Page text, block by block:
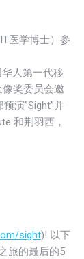
医学博士）参
华人第一代移
奖委员会邀
演”Sight”并
和荆羽西，
sight)! 以下
旅的最后的5